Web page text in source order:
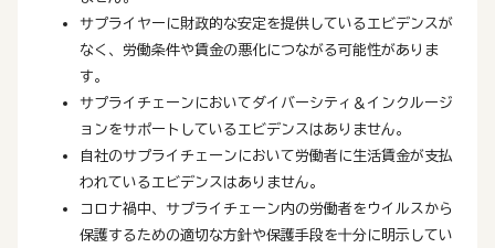
サプライヤーに財政的な安定を提供しているエビデンスが
なく、労働条件や賃金の悪化につながる可能性がありま
す。
サプライチェーンにおいてダイバーシティ＆インクルージ
ョンをサポートしているエビデンスはありません。
自社のサプライチェーンにおいて労働者に生活賃金が支払
われているエビデンスはありません。
コロナ禍中、サプライチェーン内の労働者をウイルスから
保護するための適切な方針や保護手段を十分に明示してい